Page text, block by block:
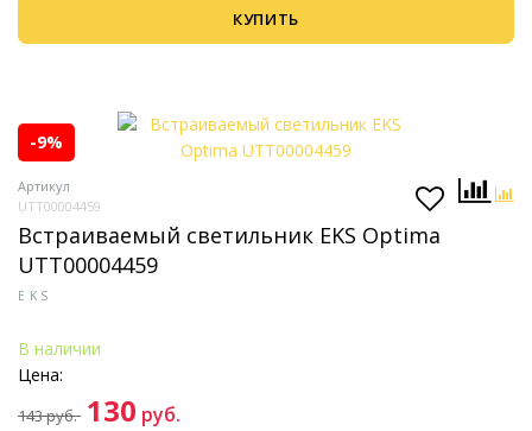
КУПИТЬ
-9%
Артикул
UTT00004459
Встраиваемый светильник EKS Optima
UTT00004459
EKS
В наличии
Цена:
143руб. 130 руб.